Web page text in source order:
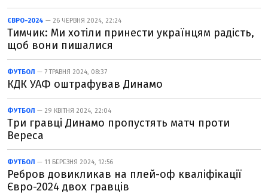
ЄВРО-2024 — 26 ЧЕРВНЯ 2024, 22:24
Тимчик: Ми хотіли принести українцям радість,
щоб вони пишалися
ФУТБОЛ — 7 ТРАВНЯ 2024, 08:37
КДК УАФ оштрафував Динамо
ФУТБОЛ — 29 КВІТНЯ 2024, 22:04
Три гравці Динамо пропустять матч проти
Вереса
ФУТБОЛ — 11 БЕРЕЗНЯ 2024, 12:56
Ребров довикликав на плей-оф кваліфікації
Євро-2024 двох гравців